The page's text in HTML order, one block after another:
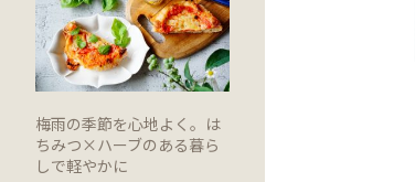
梅雨の季節を心地よく。は
ちみつ×ハーブのある暮ら
しで軽やかに